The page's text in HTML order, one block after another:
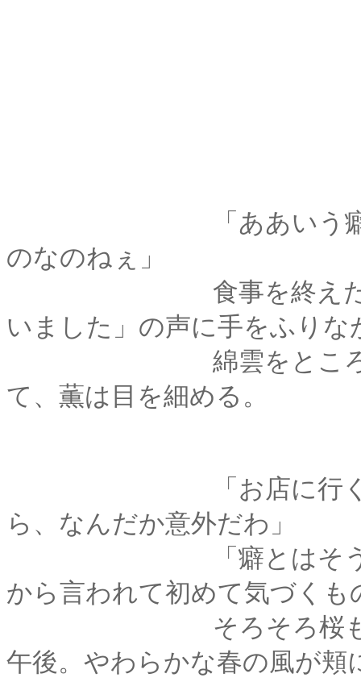
「ああいう癖って、
のなのねぇ」
食事を終えたふたり
いました」の声に手をふり
綿雲をところどころ
て、薫は目を細める。
「お店に行く度、可
ら、なんだか意外だわ」
「癖とはそういうも
から言われて初めて気づくも
そろそろ桜も散り始
午後。やわらかな春の風が頬